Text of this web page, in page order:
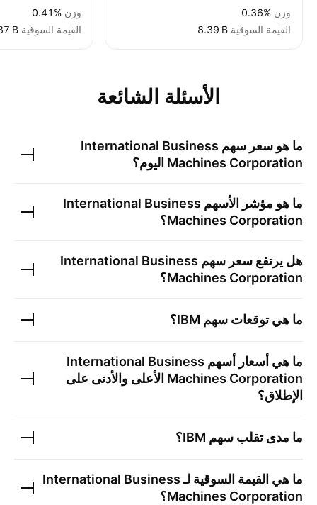
وزن 0.36%
القيمة السوقية ‪8.39 B‬
وزن 0.41%
القيمة السوقية B‬
الأسئلة الشائعة
ما هو سعر سهم International Business
Machines Corporation اليوم؟
ما هو مؤشر الأسهم International Business
Machines Corporation؟
هل يرتفع سعر سهم International Business
Machines Corporation؟
ما هي توقعات سهم IBM؟
ما هي أسعار أسهم International Business
Machines Corporation الأعلى والأدنى على
الإطلاق؟
ما مدى تقلب سهم IBM؟
ما هي القيمة السوقية لـInternational Business
Machines Corporation؟